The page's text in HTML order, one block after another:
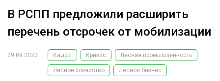
РЕКЛАМОДАТЕЛЯМ
ЛЕСНОЕ ХОЗЯЙСТВО
В РСПП предложили расширить
перечень отсрочек от мобилизации
29.09.2022 Кадры Кризис Лесная промышленность
Лесное хозяйство Лесной бизнес